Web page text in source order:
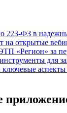
223-ФЗ в
открытые
«Регион» за
для
ключевые